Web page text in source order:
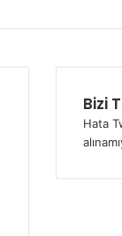
Bizi
Hata